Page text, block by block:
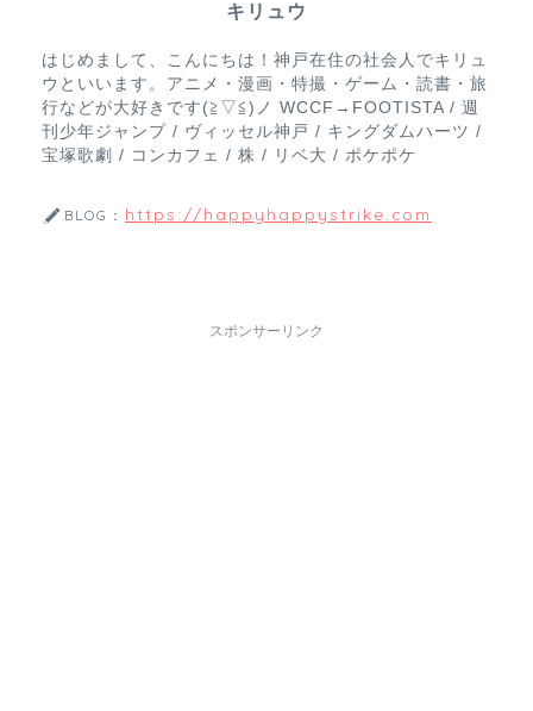
キリュウ
はじめまして、こんにちは！神戸在住の社会人でキリュ
ウといいます。アニメ・漫画・特撮・ゲーム・読書・旅
行などが大好きです(≧▽≦)ノ WCCF→FOOTISTA / 週
刊少年ジャンプ / ヴィッセル神戸 / キングダムハーツ /
宝塚歌劇 / コンカフェ / 株 / リベ大 / ポケポケ
BLOG： https://happyhappystrike.com
スポンサーリンク